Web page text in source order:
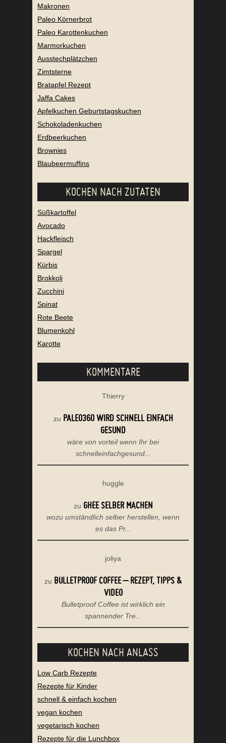
Makronen
Paleo Körnerbrot
Paleo Karottenkuchen
Marmorkuchen
Ausstechplätzchen
Zimtsterne
Bratapfel Rezept
Jaffa Cakes
Apfelkuchen Geburtstagskuchen
Schokoladenkuchen
Erdbeerkuchen
Brownies
Blaubeermuffins
KOCHEN NACH ZUTATEN
Süßkartoffel
Avocado
Hackfleisch
Spargel
Kürbis
Brokkoli
Zucchini
Spinat
Rote Beete
Blumenkohl
Karotte
KOMMENTARE
Thierry
zu PALEO360 WIRD SCHNELL EINFACH
GESUND
wäre von vorteil wenn Ihr bei
schnelleinfachgesund...
huggle
zu GHEE SELBER MACHEN
wozu umständlich selber herstellen, wenn
es das Pr...
joliya
zu BULLETPROOF COFFEE – REZEPT, TIPPS &
VIDEO
Bulletproof Coffee ist wirklich ein
spannender Tre...
KOCHEN NACH ANLASS
Low Carb Rezepte
Rezepte für Kinder
schnell & einfach kochen
vegan kochen
vegetarisch kochen
Rezepte für die Lunchbox